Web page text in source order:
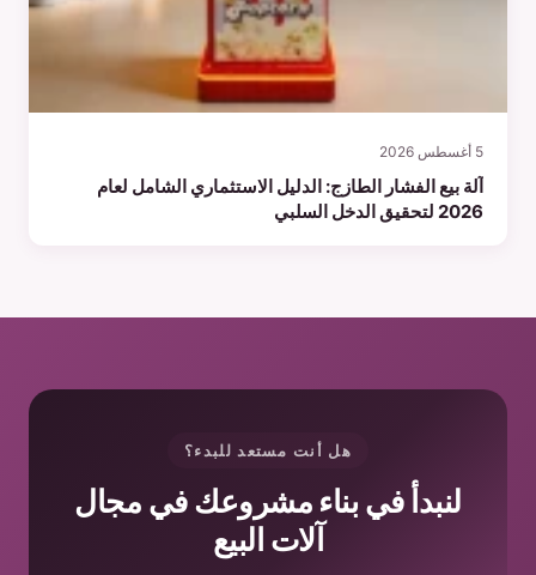
5 أغسطس 2026
آلة بيع الفشار الطازج: الدليل الاستثماري الشامل لعام
2026 لتحقيق الدخل السلبي
هل أنت مستعد للبدء؟
لنبدأ في بناء مشروعك في مجال
آلات البيع